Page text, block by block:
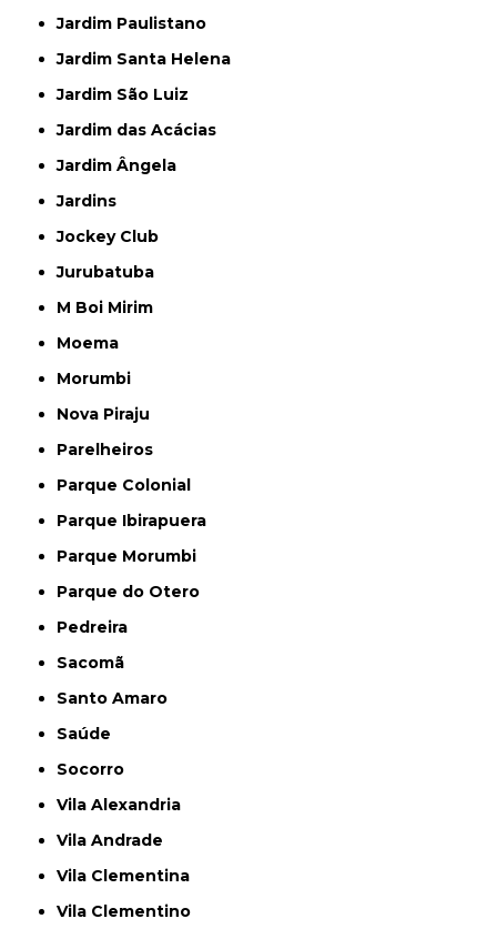
Jardim Paulistano
Jardim Santa Helena
Jardim São Luiz
Jardim das Acácias
Jardim Ângela
Jardins
Jockey Club
Jurubatuba
M Boi Mirim
Moema
Morumbi
Nova Piraju
Parelheiros
Parque Colonial
Parque Ibirapuera
Parque Morumbi
Parque do Otero
Pedreira
Sacomã
Santo Amaro
Saúde
Socorro
Vila Alexandria
Vila Andrade
Vila Clementina
Vila Clementino